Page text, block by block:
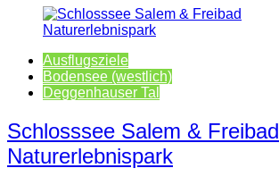
Ausflugsziele
Bodensee (westlich)
Deggenhauser Tal
Schlosssee Salem & Freibad
Naturerlebnispark